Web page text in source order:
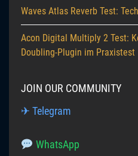
Waves Atlas Reverb Test:
Acon Digital Multiply 2 Test:
Doubling-Plugin im Praxistest
JOIN OUR COMMUNITY
✈ Telegram
WhatsApp